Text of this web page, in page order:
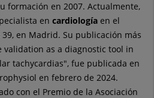
formación en 2007. Actualmente,
en cardiología en el
en Madrid. Su publicación más
validation as a diagnostic tool in
tachycardias", fue publicada en
en febrero de 2024.
con el Premio de la Asociación